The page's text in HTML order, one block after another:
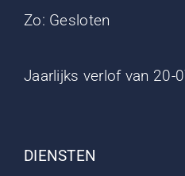
Zo: Gesloten
Jaarlijks verlof van 20-
DIENSTEN